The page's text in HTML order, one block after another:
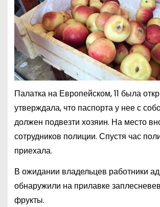
Палатка на Европейском, 11 была
утверждала, что паспорта у нее с
должен подвезти хозяин. На место
сотрудников полиции. Спустя час
приехала.
В ожидании владельцев работники
обнаружили на прилавке
фрукты.